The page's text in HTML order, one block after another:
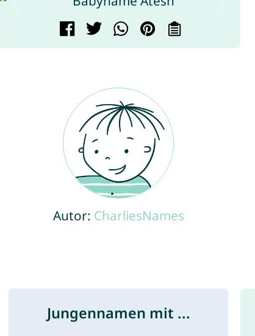
Autor: CharliesNames
Jungennamen mit ...